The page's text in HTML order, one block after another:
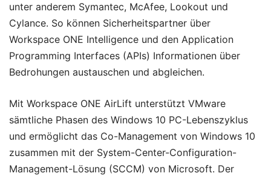
unter anderem Symantec, McAfee, Lookout und
Cylance. So können Sicherheitspartner über
Workspace ONE Intelligence und den Application
Programming Interfaces (APIs) Informationen über
Bedrohungen austauschen und abgleichen.
Mit Workspace ONE AirLift unterstützt VMware
sämtliche Phasen des Windows 10 PC-Lebenszyklus
und ermöglicht das Co-Management von Windows 10
zusammen mit der System-Center-Configuration-
Management-Lösung (SCCM) von Microsoft. Der